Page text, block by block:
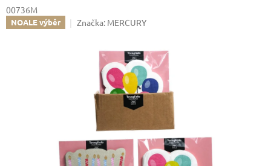
00736M
NOALE výběr Značka: MERCURY